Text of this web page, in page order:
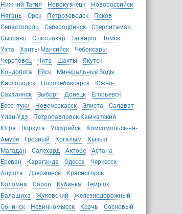
Нижний Тагил
Новокузнецк
Новороссийск
Нягань
Орск Петрозаводск
Псков
Севастополь
Северодвинск
Стерлитамак
Сызрань
Сыктывкар Таганрог
Томск
Ухта
Ханты-Мансийск
Чебоксары
Череповец
Чита Шахты
Якутск
Кондопога
Ейск
Минеральные Воды
Кисловодск
Новочебоксарск
Южно-
Сахалинск
Выборг Донецк
Егорьевск
Ессентуки
Новочеркасск Элиста
Салават
Улан-Удэ
Петропавловск-Камчатский
Югра
Воркута Уссурийск
Комсомольск-на-
Амуре
Грозный Когалым
Кызыл
Магадан
Салехард Актобе
Астана
Ереван
Караганда Одесса
Черкесск
Алушта
Дзержинск
Красногорск
Коломна
Саров Кубинка
Темрюк
Балашиха
Жуковский
Железнодорожный
Обнинск
Невинномысск Керчь
Сосновый